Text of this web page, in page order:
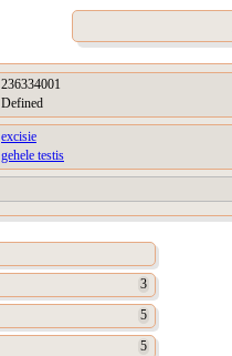
236334001
Defined
excisie
gehele testis
3
5
5